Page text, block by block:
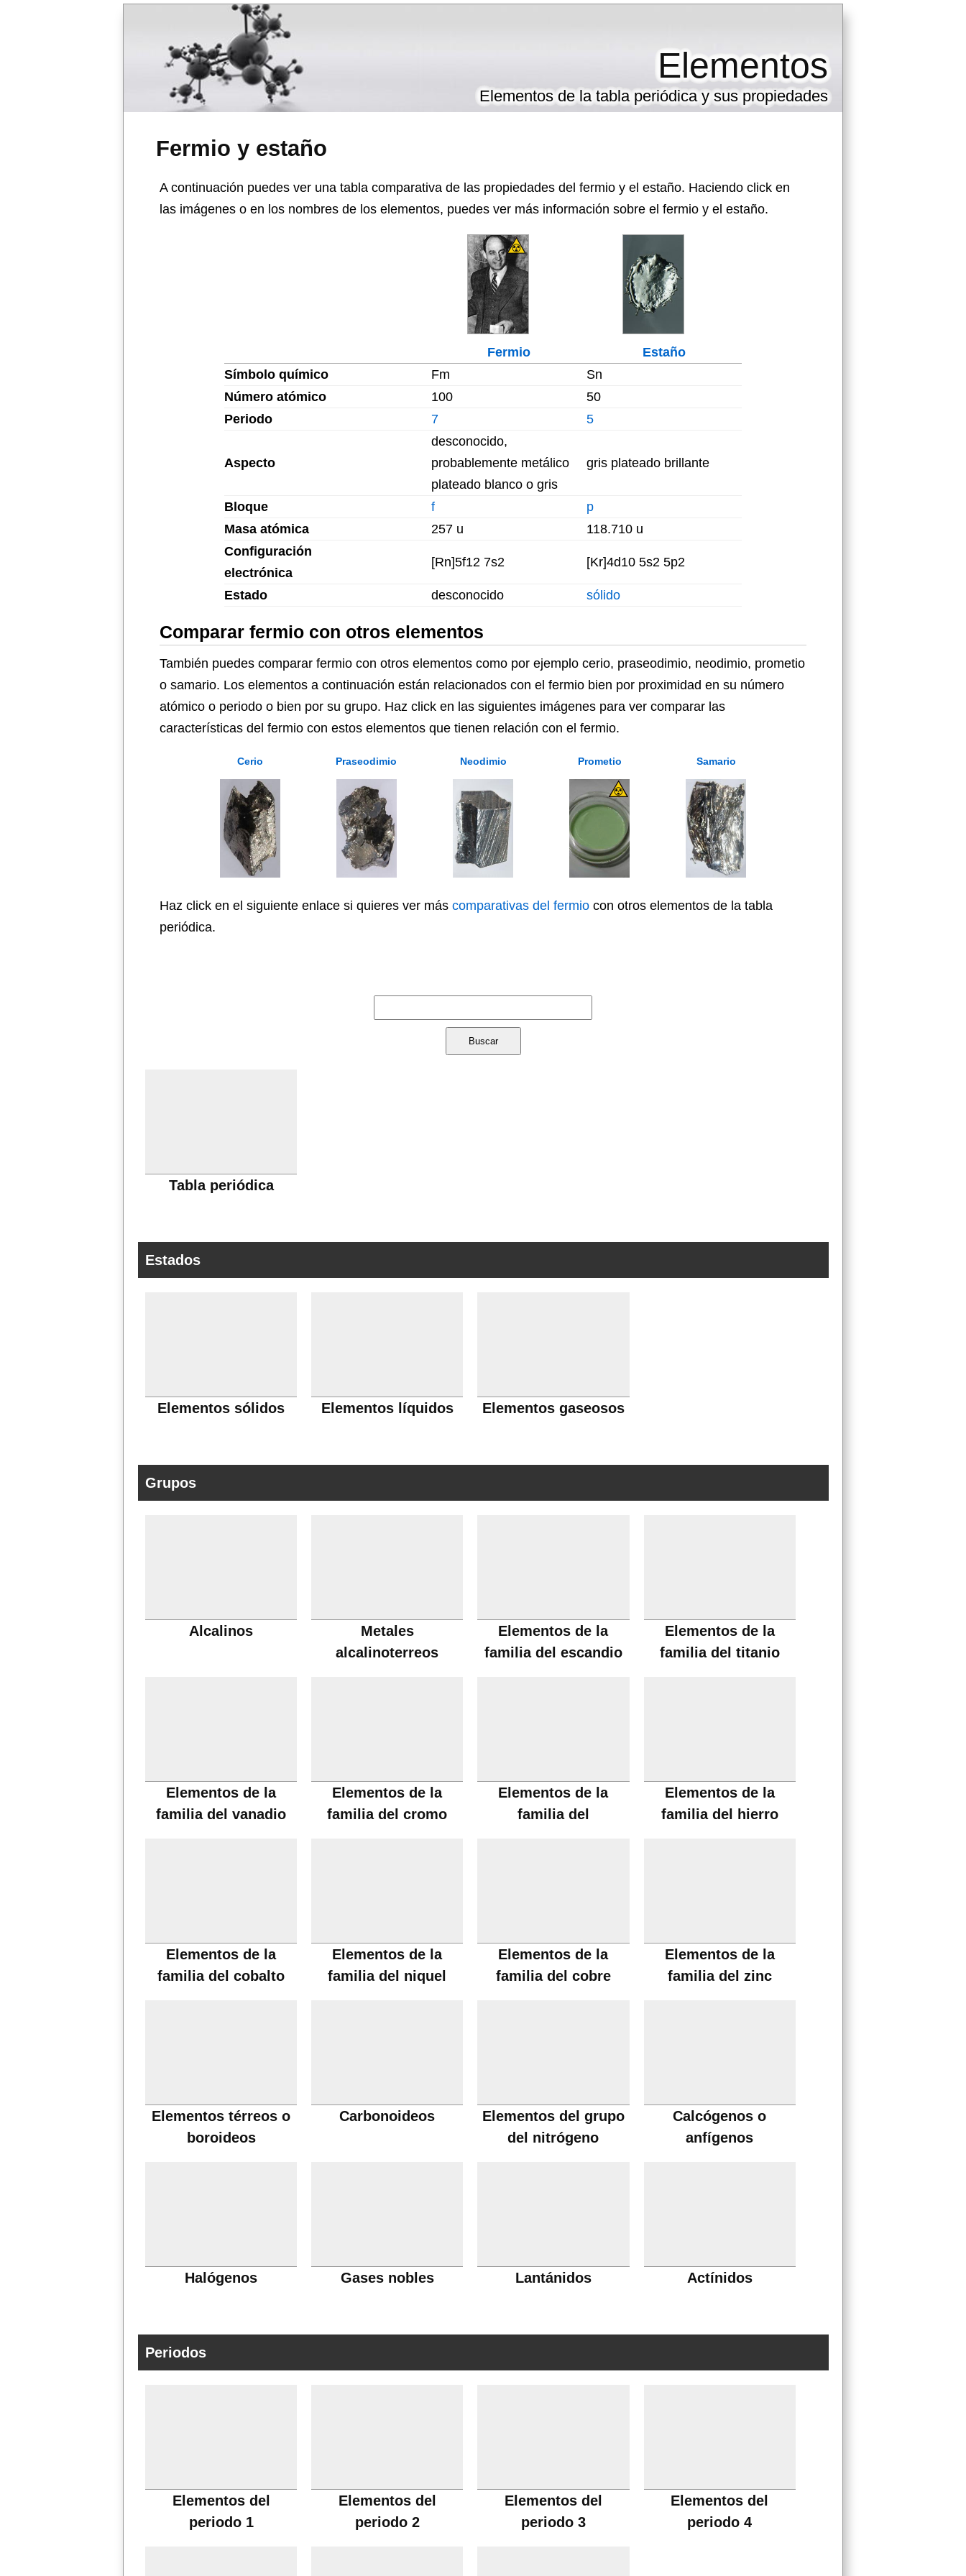
Fermio y estaño
Elementos
Elementos de la tabla periódica y sus propiedades
A continuación puedes ver una tabla comparativa de las propiedades del fermio y el estaño. Haciendo click en
las imágenes o en los nombres de los elementos, puedes ver más información sobre el fermio y el estaño.
Fermio
Estaño
Símbolo químico
Fm
Sn
Número atómico
100
50
Periodo
7 5
Aspecto
desconocido,
probablemente metálico
plateado blanco o gris
gris plateado brillante
Bloque f
p
Masa atómica
257 u
118.710 u
Configuración
electrónica
[Rn]5f12 7s2 [Kr]4d10 5s2 5p2
Estado desconocido sólido
Comparar fermio con otros elementos
También puedes comparar fermio con otros elementos como por ejemplo cerio, praseodimio, neodimio, prometio
o samario. Los elementos a continuación están relacionados con el fermio bien por proximidad en su número
atómico o periodo o bien por su grupo. Haz click en las siguientes imágenes para ver comparar las
características del fermio con estos elementos que tienen relación con el fermio.
Cerio Praseodimio Neodimio Prometio Samario
Haz click en el siguiente enlace si quieres ver más comparativas del fermio con otros elementos de la tabla
periódica.
Tabla periódica
Estados
Elementos sólidos Elementos líquidos Elementos gaseosos
Grupos
Alcalinos
Metales
alcalinoterreos
Elementos de la
familia del escandio
Elementos de la
familia del titanio
Elementos de la
familia del vanadio
Elementos de la
familia del cromo
Elementos de la
familia del
Elementos de la
familia del hierro
Elementos de la
familia del cobalto
Elementos de la
familia del niquel
Elementos de la
familia del cobre
Elementos de la
familia del zinc
Elementos térreos o
boroideos
Carbonoideos
Elementos del grupo
del nitrógeno
Calcógenos o
anfígenos
Halógenos Gases nobles Lantánidos Actínidos
Periodos
Elementos del
periodo 1
Elementos del
periodo 2
Elementos del
periodo 3
Elementos del
periodo 4